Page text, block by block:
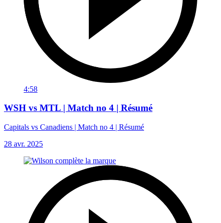
4:58
WSH vs MTL | Match no 4 | Résumé
Capitals vs Canadiens | Match no 4 | Résumé
28 avr. 2025